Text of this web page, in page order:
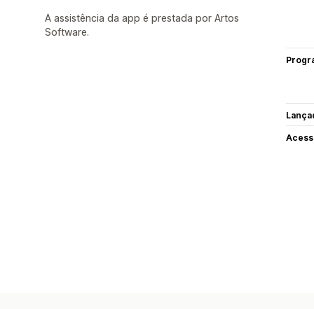
A assistência da app é prestada por Artos
Software.